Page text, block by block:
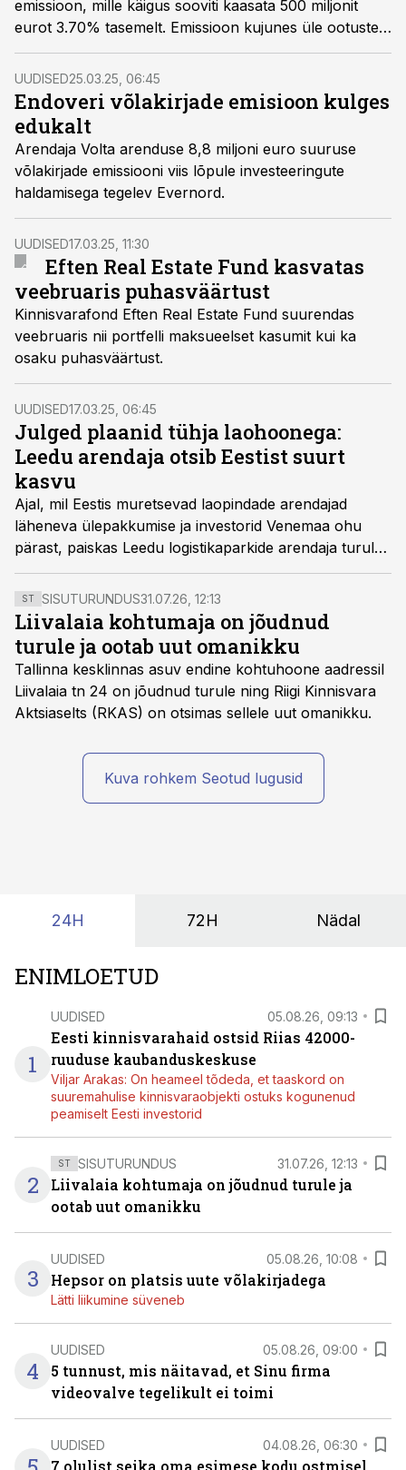
emissioon, mille käigus sooviti kaasata 500 miljonit
eurot 3.70% tasemelt. Emissioon kujunes üle ootuste
edukaks, kui kogu huvi ulatus enam kui 2.6 miljardi
euroni, kirjutab SEB kapitaliturgude maakler
UUDISED25.03.25, 06:45
Endoveri võlakirjade emisioon kulges
edukalt
Arendaja Volta arenduse 8,8 miljoni euro suuruse
võlakirjade emissiooni viis lõpule investeeringute
haldamisega tegelev Evernord.
UUDISED17.03.25, 11:30
Eften Real Estate Fund kasvatas
veebruaris puhasväärtust
Kinnisvarafond Eften Real Estate Fund suurendas
veebruaris nii portfelli maksueelset kasumit kui ka
osaku puhasväärtust.
UUDISED17.03.25, 06:45
Julged plaanid tühja laohoonega:
Leedu arendaja otsib Eestist suurt
kasvu
Ajal, mil Eestis muretsevad laopindade arendajad
läheneva ülepakkumise ja investorid Venemaa ohu
pärast, paiskas Leedu logistikaparkide arendaja turule
oma esimese suure laohoone, kuhu avamisel kolis
sisse vaid padelikeskus.
ST SISUTURUNDUS31.07.26, 12:13
Liivalaia kohtumaja on jõudnud
turule ja ootab uut omanikku
Tallinna kesklinnas asuv endine kohtuhoone aadressil
Liivalaia tn 24 on jõudnud turule ning Riigi Kinnisvara
Aktsiaselts (RKAS) on otsimas sellele uut omanikku.
Kuva rohkem Seotud lugusid
24H 72H Nädal
ENIMLOETUD
1
UUDISED 05.08.26, 09:13
Eesti kinnisvarahaid ostsid Riias 42000-
ruuduse kaubanduskeskuse
Viljar Arakas: On heameel tõdeda, et taaskord on
suuremahulise kinnisvaraobjekti ostuks kogunenud
peamiselt Eesti investorid
2
ST SISUTURUNDUS 31.07.26, 12:13
Liivalaia kohtumaja on jõudnud turule ja
ootab uut omanikku
3
UUDISED 05.08.26, 10:08
Hepsor on platsis uute võlakirjadega
Lätti liikumine süveneb
4
UUDISED 05.08.26, 09:00
5 tunnust, mis näitavad, et Sinu firma
videovalve tegelikult ei toimi
UUDISED 04.08.26, 06:30
7 olulist seika oma esimese kodu ostmisel